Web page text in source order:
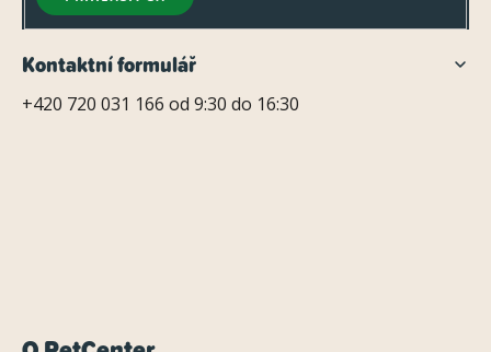
Kontaktní formulář
+420 720 031 166 od 9:30 do 16:30